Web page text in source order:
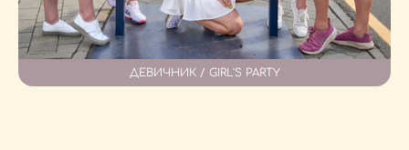
ДЕВИЧНИК / GIRL'S PARTY